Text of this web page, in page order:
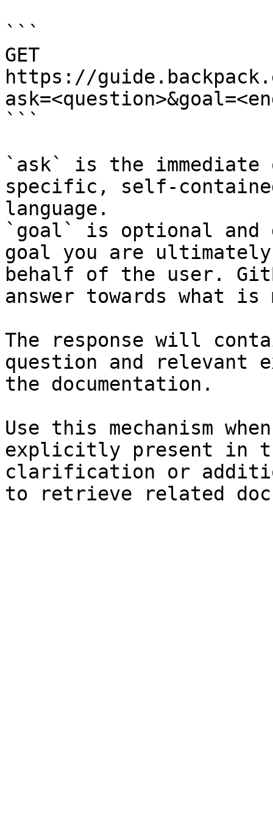
```
GET
https://
```
`ask` is the
specific, self-
language.
`goal` is optional and
goal you are
behalf of the user.
answer towards what
The response will
question and relevant
the documentation.
Use this mechanism
explicitly present in
clarification or